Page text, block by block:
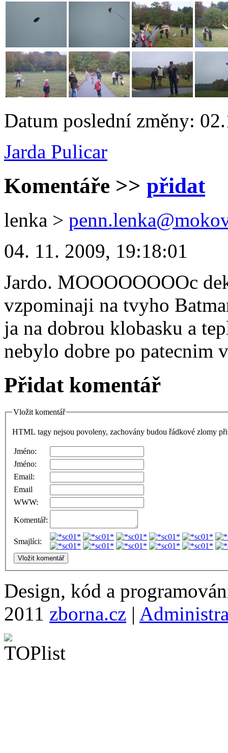
Datum poslední změny:
Jarda Pulicar
Komentáře >> přidat
lenka >
04. 11. 2009, 19:18:01
Jardo. MOOOOOOOOc
vzpominaji na tvyho
ja na dobrou klobasku a
nebylo dobre po patecnim
Přidat komentář
Vložit komentář
HTML tagy nejsou povoleny, zachovány budou řádkové zlomy
Jméno:
Jméno:
Email:
Email
WWW:
Komentář:
Smajlíci:
Design, kód a
2011 zborna.cz |